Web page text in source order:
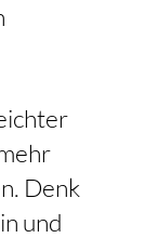
Denk
und